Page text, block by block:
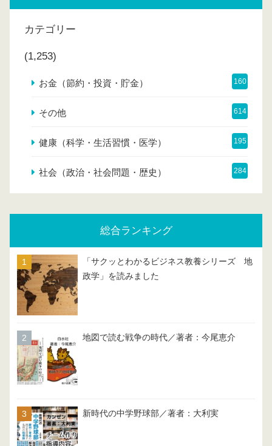
カテゴリー
(1,253)
お金（節約・投資・貯金） 160
その他 614
健康（科学・生活習慣・医学） 195
社会（政治・社会問題・歴史） 284
総合ランキング
「サクッとわかるビジネス教養シリーズ 地
政学」を読みました
地図で読む戦争の時代／著者：今尾恵介
新時代の中学野球部／著者：大利実